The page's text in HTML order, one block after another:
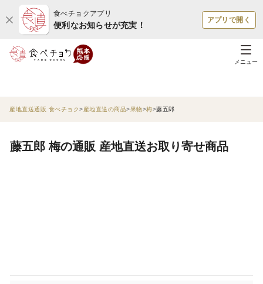
食べチョクアプリ
便利なお知らせが充実！
アプリで開く
メニュー
産地直送通販 食べチョク 産地直送の商品 果物 梅 藤五郎
藤五郎 梅の通販 産地直送お取り寄せ商品